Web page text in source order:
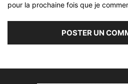
pour la prochaine fois que je